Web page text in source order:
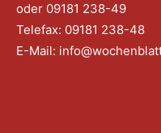
oder 09181 238-49
Telefax: 09181 238-48
E-Mail: